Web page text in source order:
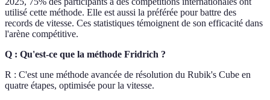
utilisé cette méthode. Elle est aussi la préférée pour battre des
records de vitesse. Ces statistiques témoignent de son efficacité dans
l'arène compétitive.
Q : Qu'est-ce que la méthode Fridrich ?
R : C'est une méthode avancée de résolution du Rubik's Cube en
quatre étapes, optimisée pour la vitesse.